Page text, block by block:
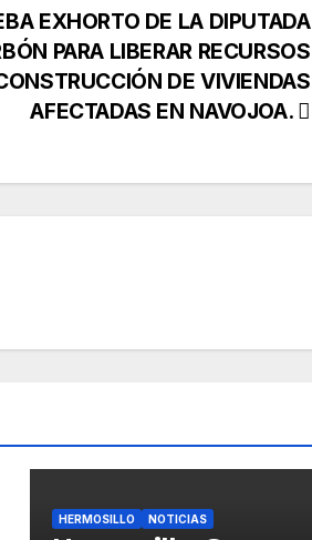
EXHORTO DE LA DIPUTADA
PARA LIBERAR RECURSOS
DE VIVIENDAS
AFECTADAS EN NAVOJOA.
HERMOSILLO NOTICIAS